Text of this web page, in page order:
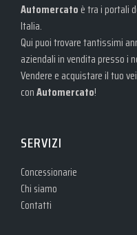
Automercato è tra i portali
Italia.
Qui puoi trovare tantissimi
aziendali in vendita presso i
Vendere e acquistare il tuo
conAutomercato!
SERVIZI
Concessionarie
Chi siamo
Contatti